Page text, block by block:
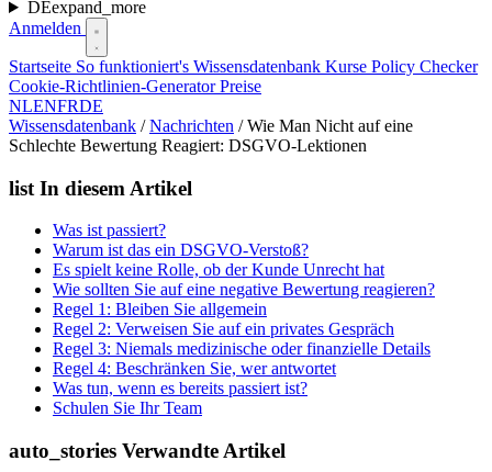
DEexpand_more
Anmelden
Startseite So funktioniert's Wissensdatenbank Kurse Policy Checker
Cookie-Richtlinien-GeneratorPreise
NLENFRDE
Wissensdatenbank / Nachrichten / Wie Man Nicht auf eine
Schlechte Bewertung Reagiert: DSGVO-Lektionen
list In diesem Artikel
Was ist passiert?
Warum ist das ein DSGVO-Verstoß?
Es spielt keine Rolle, ob der Kunde Unrecht hat
Wie sollten Sie auf eine negative Bewertung reagieren?
Regel 1: Bleiben Sie allgemein
Regel 2: Verweisen Sie auf ein privates Gespräch
Regel 3: Niemals medizinische oder finanzielle Details
Regel 4: Beschränken Sie, wer antwortet
Was tun, wenn es bereits passiert ist?
Schulen Sie Ihr Team
auto_stories Verwandte Artikel